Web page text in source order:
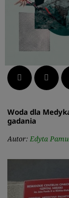
Facebook
Woda dla
gadania
Autor: Edyta